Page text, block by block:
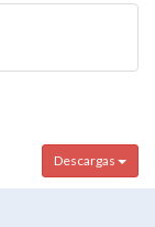
Descargas